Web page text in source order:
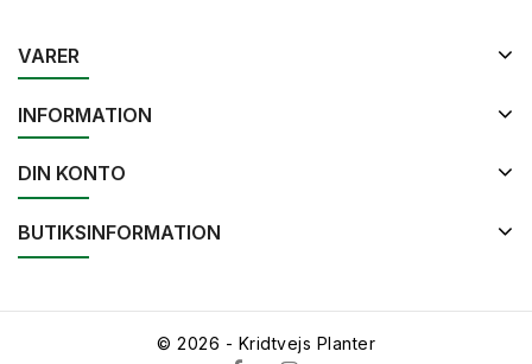
VARER
INFORMATION
DIN KONTO
BUTIKSINFORMATION
© 2026 - Kridtvejs Planter